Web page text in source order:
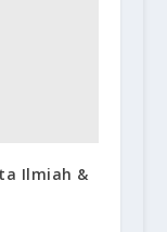
Ilmiah &